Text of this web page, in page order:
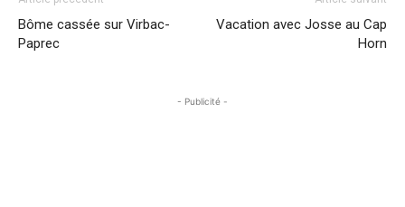
Bôme cassée sur Virbac-
Paprec
Vacation avec Josse au Cap
Horn
- Publicité -